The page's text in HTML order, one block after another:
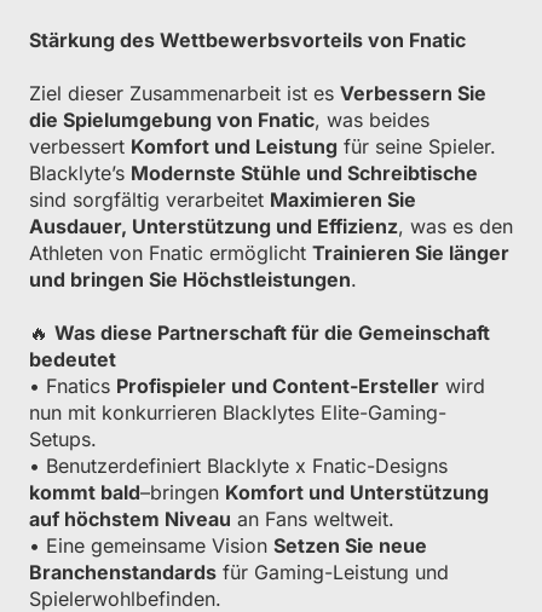
Stärkung des Wettbewerbsvorteils von Fnatic
Ziel dieser Zusammenarbeit ist es Verbessern Sie
die Spielumgebung von Fnatic, was beides
verbessert Komfort und Leistung für seine Spieler.
Blacklyte’s Modernste Stühle und Schreibtische
sind sorgfältig verarbeitet Maximieren Sie
Ausdauer, Unterstützung und Effizienz, was es den
Athleten von Fnatic ermöglicht Trainieren Sie länger
und bringen Sie Höchstleistungen.
🔥 Was diese Partnerschaft für die Gemeinschaft
bedeutet
• Fnatics Profispieler und Content-Ersteller wird
nun mit konkurrieren Blacklytes Elite-Gaming-
Setups.
• Benutzerdefiniert Blacklyte x Fnatic-Designs
kommt bald–bringen Komfort und Unterstützung
auf höchstem Niveau an Fans weltweit.
• Eine gemeinsame Vision Setzen Sie neue
Branchenstandards für Gaming-Leistung und
Spielerwohlbefinden.